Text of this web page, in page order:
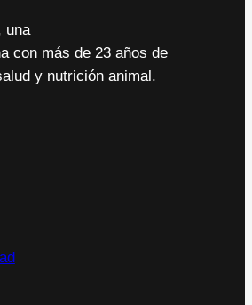
una
con más de 23 años de
y nutrición animal.